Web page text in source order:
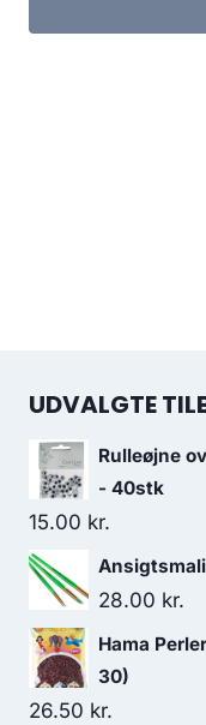
UDVALGTE
Rulleøjne
- 40stk
15.00 kr.
28.00 kr.
Hama
30)
26.50 kr.